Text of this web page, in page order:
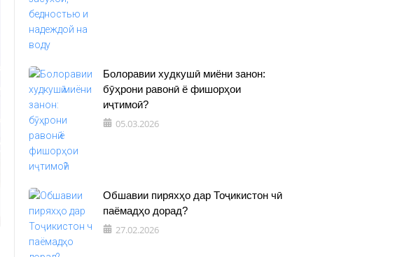
Болоравии худкушӣ миёни занон:
бӯҳрони равонӣ ё фишорҳои
иҷтимоӣ?
05.03.2026
Обшавии пиряхҳо дар Тоҷикистон чӣ
паёмадҳо дорад?
27.02.2026